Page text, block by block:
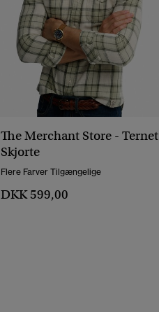
The Merchant Store - Ternet
Skjorte
Flere Farver Tilgængelige
DKK 599,00